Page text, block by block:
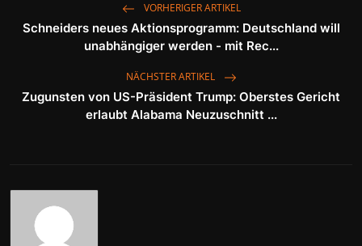
VORHERIGER ARTIKEL
Schneiders neues Aktionsprogramm: Deutschland will
unabhängiger werden - mit Rec...
NÄCHSTER ARTIKEL
Zugunsten von US-Präsident Trump: Oberstes Gericht
erlaubt Alabama Neuzuschnitt ...